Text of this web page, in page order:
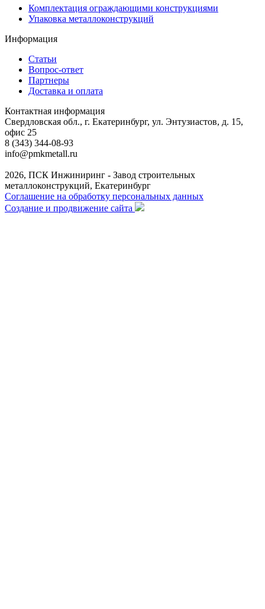
Комплектация ограждающими конструкциями
Упаковка металлоконструкций
Информация
Статьи
Вопрос-ответ
Партнеры
Доставка и оплата
Контактная информация
Свердловская обл., г. Екатеринбург, ул. Энтузиастов, д. 15,
офис 25
8 (343) 344-08-93
info@pmkmetall.ru
2026, ПСК Инжиниринг - Завод строительных
металлоконструкций, Екатеринбург
Соглашение на обработку персональных данных
Создание и продвижение сайта